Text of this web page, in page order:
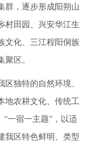
群，逐步形成阳朔山
村田园、兴安华江生
文化、三江程阳侗族
区。
区独特的自然环境、
地农耕文化、传统工
“一宿一主题”，以适
我区特色鲜明、类型